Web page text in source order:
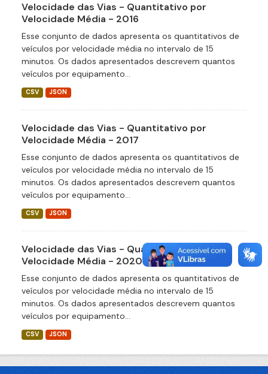
Velocidade das Vias - Quantitativo por
Velocidade Média - 2016
Esse conjunto de dados apresenta os quantitativos de
veículos por velocidade média no intervalo de 15
minutos. Os dados apresentados descrevem quantos
veículos por equipamento...
CSV JSON
Velocidade das Vias - Quantitativo por
Velocidade Média - 2017
Esse conjunto de dados apresenta os quantitativos de
veículos por velocidade média no intervalo de 15
minutos. Os dados apresentados descrevem quantos
veículos por equipamento...
CSV JSON
Velocidade das Vias - Quantitativo por
Velocidade Média - 2020
Esse conjunto de dados apresenta os quantitativos de
veículos por velocidade média no intervalo de 15
minutos. Os dados apresentados descrevem quantos
veículos por equipamento...
CSV JSON